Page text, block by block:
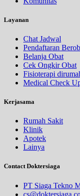
Layanan
Chat Jadwal
Pendaftaran
Belanja Obat
Cek Ongkir Obat
Fisioterapi
Medical Check
Kerjasama
Rumah Sakit
Klinik
Apotek
Lainya
Contact Doktersiaga
PT Siaga Tekno